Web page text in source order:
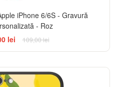
iPhone 6/6S - Gravură
- Roz
lei
109,00 lei